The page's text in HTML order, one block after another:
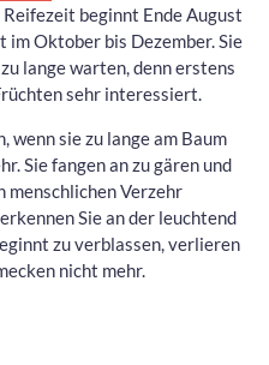
beginnt Ende August
im Oktober bis Dezember. Sie
lange warten, denn erstens
sehr interessiert.
wenn sie zu lange am Baum
Sie fangen an zu gären und
menschlichen Verzehr
Sie an der leuchtend
zu verblassen, verlieren
nicht mehr.